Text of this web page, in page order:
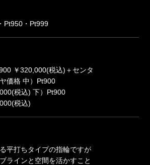
Pt950・Pt999
￥320,000(税込)＋センタ
価格 中）Pt900
税込) 下）Pt900
税込)
平打ちタイプの指輪ですが
ラインと空間を活かすこと